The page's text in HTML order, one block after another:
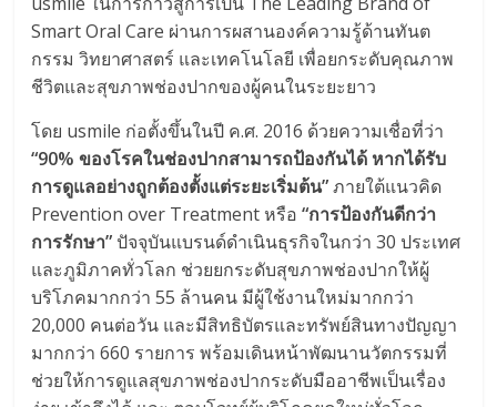
Smart Oral Care ผ่านการผสานองค์ความรู้ด้านทันต
กรรม วิทยาศาสตร์ และเทคโนโลยี เพื่อยกระดับคุณภาพ
ชีวิตและสุขภาพช่องปากของผู้คนในระยะยาว
โดย usmile ก่อตั้งขึ้นในปี ค.ศ. 2016 ด้วยความเชื่อที่ว่า
“90% ของโรคในช่องปากสามารถป้องกันได้ หากได้รับ
การดูแลอย่างถูกต้องตั้งแต่ระยะเริ่มต้น”ภายใต้แนวคิด
Prevention over Treatment หรือ“การป้องกันดีกว่า
การรักษา”ปัจจุบันแบรนด์ดำเนินธุรกิจในกว่า 30 ประเทศ
และภูมิภาคทั่วโลก ช่วยยกระดับสุขภาพช่องปากให้ผู้
บริโภคมากกว่า 55 ล้านคน มีผู้ใช้งานใหม่มากกว่า
20,000 คนต่อวัน และมีสิทธิบัตรและทรัพย์สินทางปัญญา
มากกว่า 660 รายการ พร้อมเดินหน้าพัฒนานวัตกรรมที่
ช่วยให้การดูแลสุขภาพช่องปากระดับมืออาชีพเป็นเรื่อง